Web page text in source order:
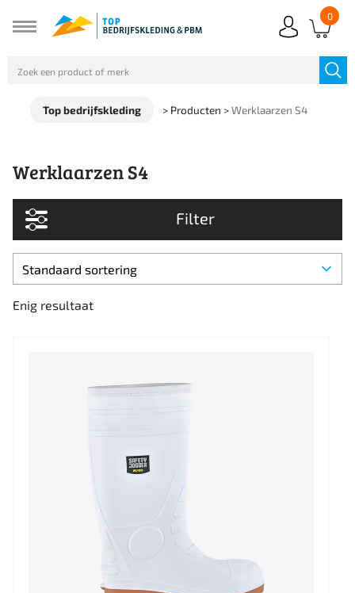
0
Top bedrijfskleding > Producten >Werklaarzen S4
Werklaarzen S4
Filter
Enig resultaat